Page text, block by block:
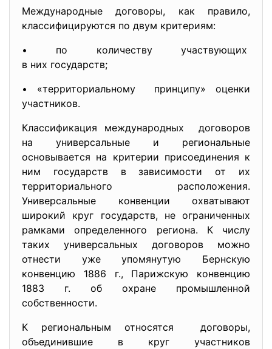
Международные договоры, как правило,
классифицируются по двум критериям:
• по количеству участвующих
в них государств;
• «территориальному принципу» оценки
участников.
Классификация международных договоров
на универсальные и региональные
основывается на критерии присоединения к
ним государств в зависимости от их
территориального расположения.
Универсальные конвенции охватывают
широкий круг государств, не ограниченных
рамками определенного региона. К числу
таких универсальных договоров можно
отнести уже упомянутую Бернскую
конвенцию 1886 г., Парижскую конвенцию
1883 г. об охране промышленной
собственности.
К региональным относятся договоры,
объединившие в круг участников